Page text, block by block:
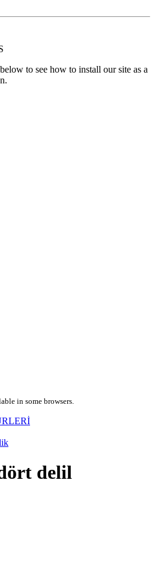
to see how to install our site as a
in some browsers.
delil